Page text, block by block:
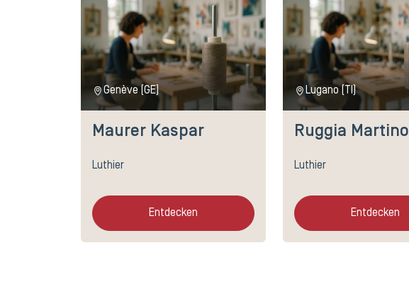
Genève (GE)
Maurer Kaspar
Luthier
Entdecken
Lugano (TI)
Ruggia Martino
Luthier
Entdecken